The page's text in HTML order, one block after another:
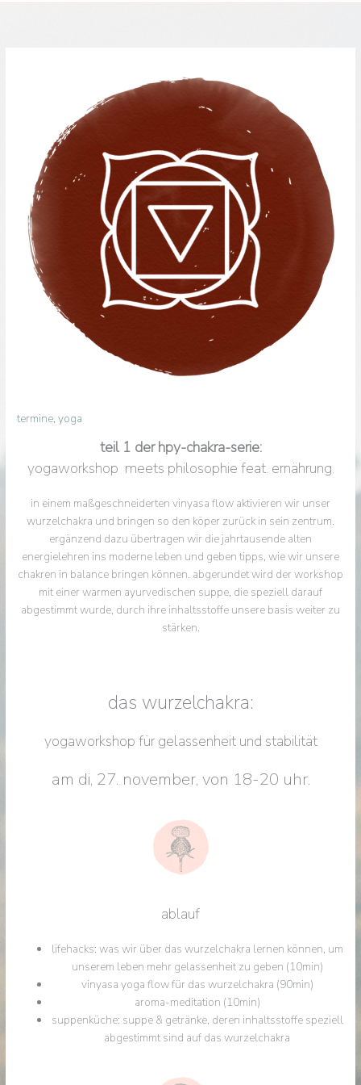
termine,yoga
teil 1 der hpy-chakra-serie:
yogaworkshop meets philosophie feat. ernährung.
in einem maßgeschneiderten vinyasa flow aktivieren wir unser
wurzelchakra und bringen so den köper zurück in sein zentrum.
ergänzend dazu übertragen wir die jahrtausende alten
energielehren ins moderne leben und geben tipps, wie wir unsere
chakren in balance bringen können. abgerundet wird der workshop
mit einer warmen ayurvedischen suppe, die speziell darauf
abgestimmt wurde, durch ihre inhaltsstoffe unsere basis weiter zu
stärken.
das wurzelchakra:
yogaworkshop für gelassenheit und stabilität
am di, 27. november, von 18-20 uhr.
ablauf
lifehacks: was wir über das wurzelchakra lernen können, um
unserem leben mehr gelassenheit zu geben (10min)
vinyasa yoga flow für das wurzelchakra (90min)
aroma-meditation (10min)
suppenküche: suppe & getränke, deren inhaltsstoffe speziell
abgestimmt sind auf das wurzelchakra